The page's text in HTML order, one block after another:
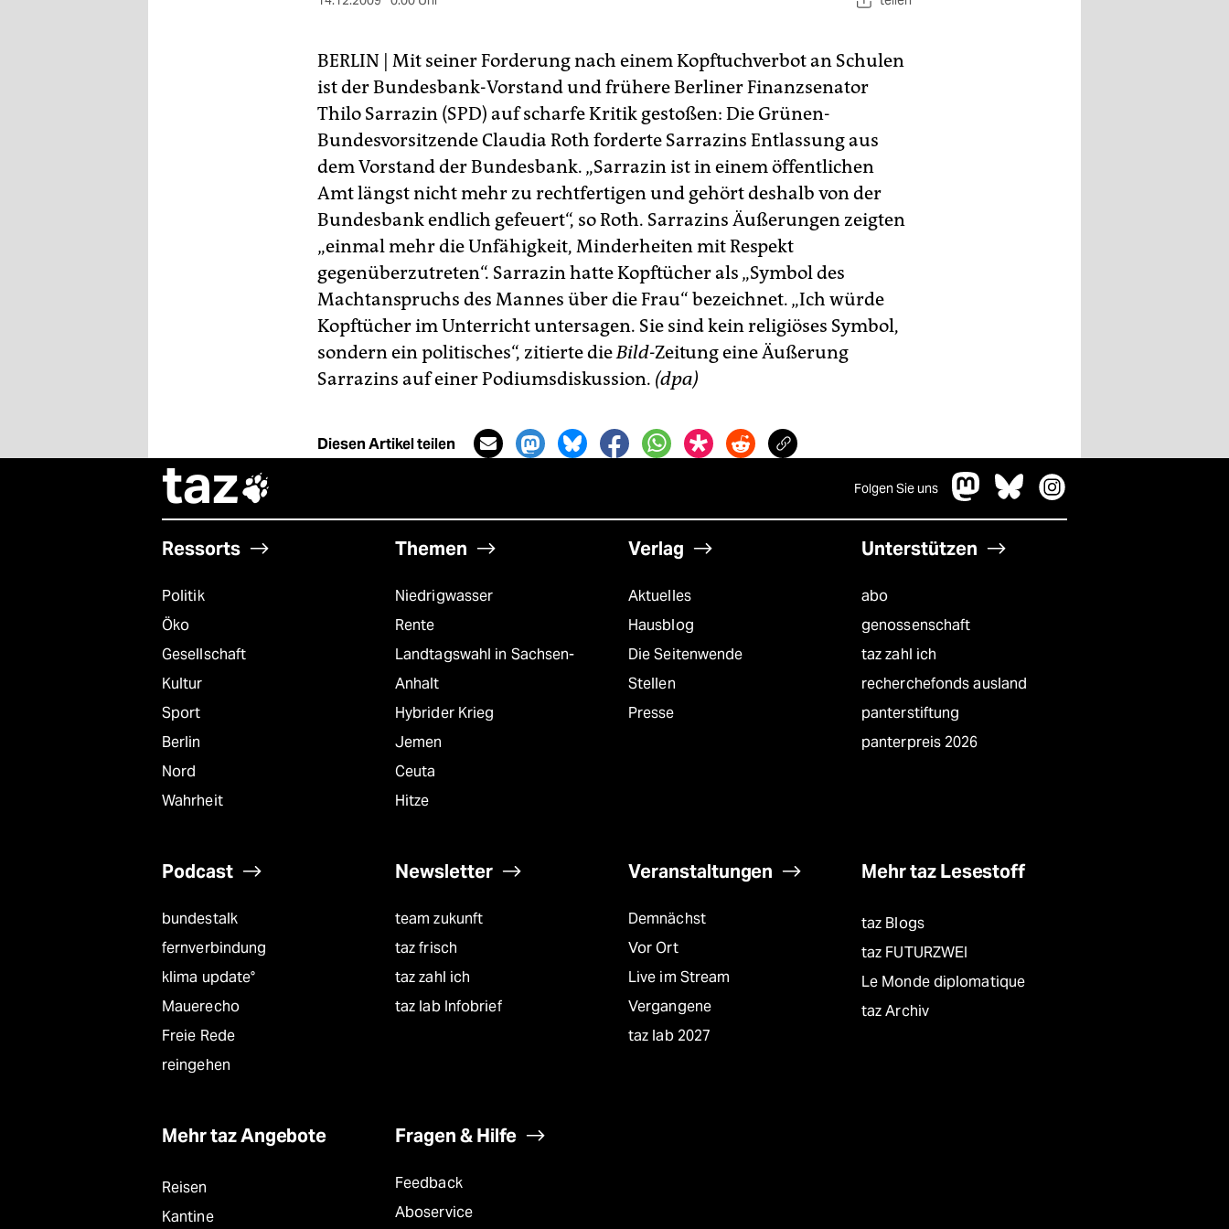
BERLIN | Mit seiner Forderung nach einem Kopftuchverbot an Schulen
ist der Bundesbank-Vorstand und frühere Berliner Finanzsenator
Thilo Sarrazin (SPD) auf scharfe Kritik gestoßen: Die Grünen-
Bundesvorsitzende Claudia Roth forderte Sarrazins Entlassung aus
dem Vorstand der Bundesbank. „Sarrazin ist in einem öffentlichen
Amt längst nicht mehr zu rechtfertigen und gehört deshalb von der
Bundesbank endlich gefeuert“, so Roth. Sarrazins Äußerungen zeigten
„einmal mehr die Unfähigkeit, Minderheiten mit Respekt
gegenüberzutreten“. Sarrazin hatte Kopftücher als „Symbol des
Machtanspruchs des Mannes über die Frau“ bezeichnet. „Ich würde
Kopftücher im Unterricht untersagen. Sie sind kein religiöses Symbol,
sondern ein politisches“, zitierte dieBild-Zeitung eine Äußerung
Sarrazins auf einer Podiumsdiskussion. (dpa)
Diesen Artikel teilen
taz Folgen Sie uns
Ressorts
Politik
Öko
Gesellschaft
Kultur
Sport
Berlin
Nord
Wahrheit
Themen
Niedrigwasser
Rente
Landtagswahl in Sachsen-
Anhalt
Hybrider Krieg
Jemen
Ceuta
Hitze
Verlag
Aktuelles
Hausblog
Die Seitenwende
Stellen
Presse
Unterstützen
abo
genossenschaft
taz zahl ich
recherchefonds ausland
panterstiftung
panterpreis 2026
Podcast
bundestalk
fernverbindung
klima update°
Mauerecho
Freie Rede
reingehen
Newsletter
team zukunft
taz frisch
taz zahl ich
taz lab Infobrief
Veranstaltungen
Demnächst
Vor Ort
Live im Stream
Vergangene
taz lab 2027
Mehr taz Lesestoff
taz Blogs
taz FUTURZWEI
Le Monde diplomatique
taz Archiv
Mehr taz Angebote
Reisen
Kantine
Fragen & Hilfe
Feedback
Aboservice